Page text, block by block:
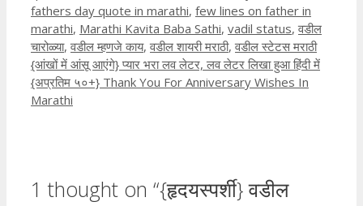
fathers day quote in marathi, few lines on father in
marathi, Marathi Kavita Baba Sathi, vadil status,वडील
चारोळ्या,वडील म्हणजे काय,वडील शायरी मराठी,वडील स्टेटस मराठी
{आंखों में आंसू आएंगे} प्यार भरा लव लेटर, लव लेटर लिखा हुआ हिंदी में
{अप्रतिम ५०+} Thank You For Anniversary Wishes In
Marathi
1 thought on “{हृदयस्पर्शी} वडील